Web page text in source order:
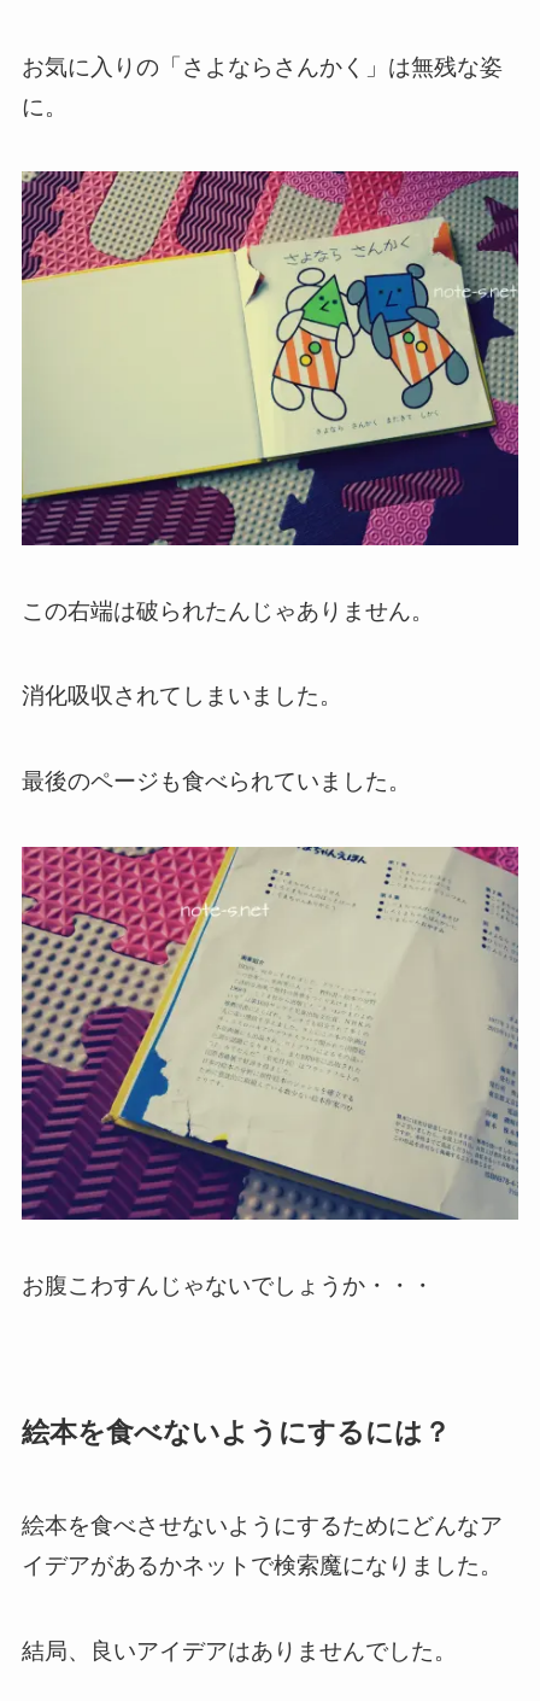
お気に入りの「さよならさんかく」は無残な姿
に。
この右端は破られたんじゃありません。
消化吸収されてしまいました。
最後のページも食べられていました。
お腹こわすんじゃないでしょうか・・・
絵本を食べないようにするには？
絵本を食べさせないようにするためにどんなア
イデアがあるかネットで検索魔になりました。
結局、良いアイデアはありませんでした。